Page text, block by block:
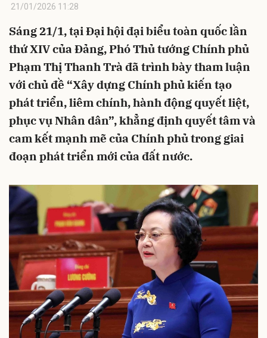
21/01/2026 11:28
Sáng 21/1, tại Đại hội đại biểu toàn quốc lần
thứ XIV của Đảng, Phó Thủ tướng Chính phủ
Phạm Thị Thanh Trà đã trình bày tham luận
với chủ đề “Xây dựng Chính phủ kiến tạo
phát triển, liêm chính, hành động quyết liệt,
phục vụ Nhân dân”, khẳng định quyết tâm và
cam kết mạnh mẽ của Chính phủ trong giai
đoạn phát triển mới của đất nước.